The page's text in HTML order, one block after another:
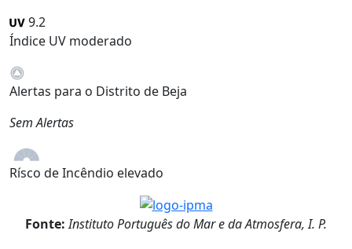
9.2
Índice UV moderado
Alertas para o Distrito de Beja
Sem Alertas
Rísco de Incêndio elevado
Fonte: Instituto Português do Mar e da Atmosfera, I. P.